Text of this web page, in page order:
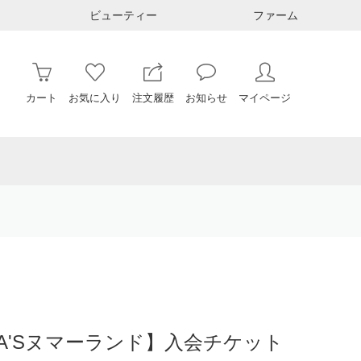
ビューティー ファーム
カート お気に入り 注文履歴 お知らせ マイページ
ヌマーランド】入会チケット